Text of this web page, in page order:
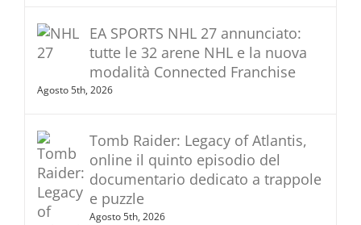
EA SPORTS NHL 27 annunciato:
tutte le 32 arene NHL e la nuova
modalità Connected Franchise
Agosto 5th, 2026
Tomb Raider: Legacy of Atlantis,
online il quinto episodio del
documentario dedicato a trappole
e puzzle
Agosto 5th, 2026